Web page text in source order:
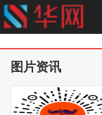
图片资讯